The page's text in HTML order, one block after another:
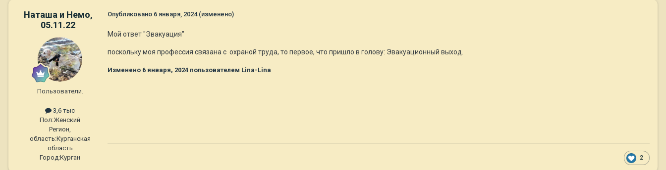
Наташа и Немо,
05.11.22
Пользователи.
3,6 тыс
Пол:Женский
Регион,
область:Курганская
область
Город:Курган
Опубликовано 6 января, 2024 (изменено)
Мой ответ "Эвакуация"
поскольку моя профессия связана с охраной труда, то первое, что пришло в голову: Эвакуационный выход.
Изменено 6 января, 2024 пользователем Lina-Lina
2